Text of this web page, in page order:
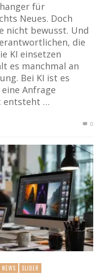
für
Neues. Doch
nicht bewusst. Und
die
KI einsetzen
es manchmal an
Bei KI ist es
Anfrage
entsteht …
0
NEWS SLIDER